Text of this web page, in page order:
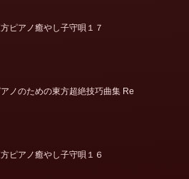
ピアノ癒やし子守唄１７
ノのための東方超絶技巧曲集 Re
ピアノ癒やし子守唄１６